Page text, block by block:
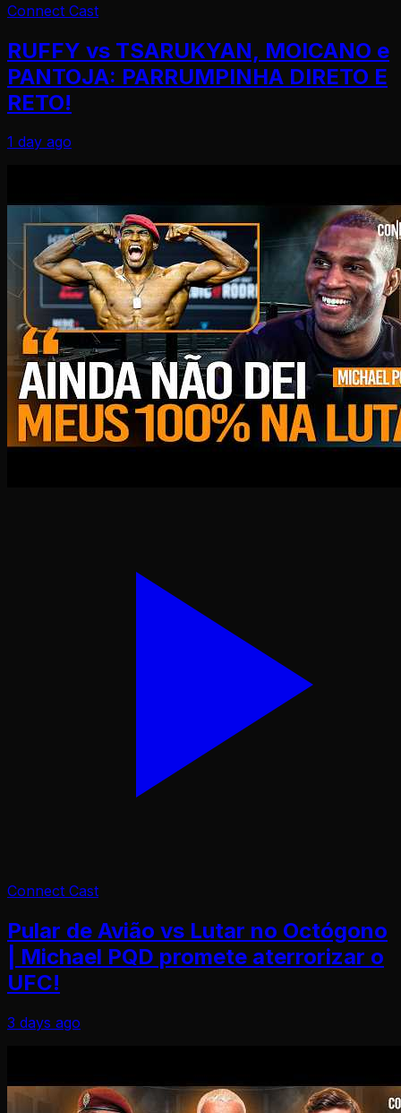
Connect Cast
RUFFY vs TSARUKYAN, MOICANO e
PANTOJA: PARRUMPINHA DIRETO E
RETO!
1 day ago
Connect Cast
Pular de Avião vs Lutar no Octógono
| Michael PQD promete aterrorizar o
UFC!
3 days ago